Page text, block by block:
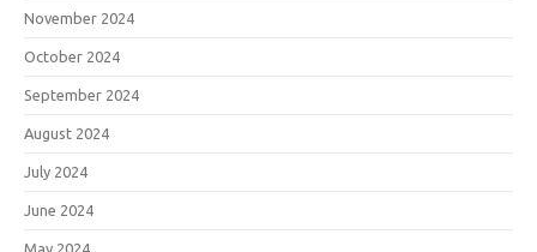
November 2024
October 2024
September 2024
August 2024
July 2024
June 2024
May 2024